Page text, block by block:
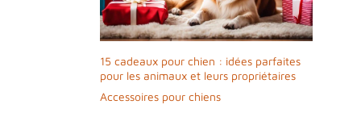
15 cadeaux pour chien : idées parfaites
pour les animaux et leurs propriétaires
Accessoires pour chiens